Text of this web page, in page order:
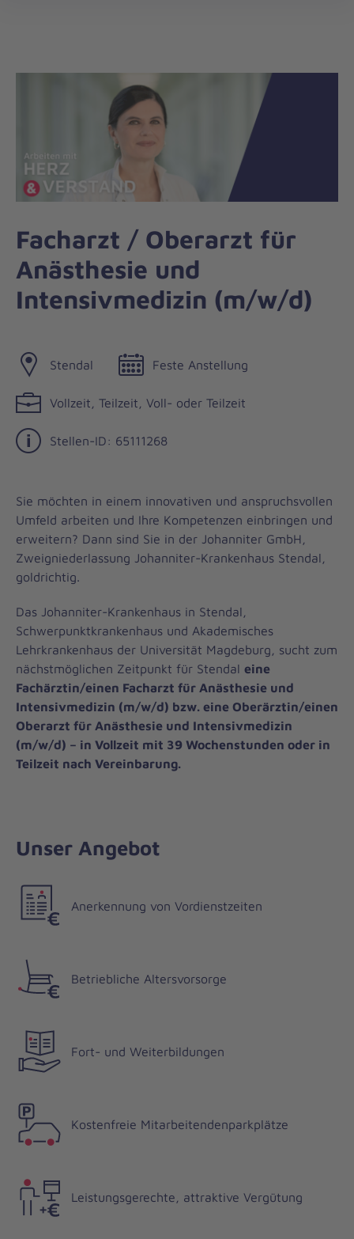
Facharzt / Oberarzt für
Anästhesie und
Intensivmedizin (m/w/d)
Stendal Feste Anstellung
Vollzeit, Teilzeit, Voll- oder Teilzeit
Stellen-ID: 65111268
Sie möchten in einem innovativen und anspruchsvollen
Umfeld arbeiten und Ihre Kompetenzen einbringen und
erweitern? Dann sind Sie in der Johanniter GmbH,
Zweigniederlassung Johanniter-Krankenhaus Stendal,
goldrichtig.
Das Johanniter-Krankenhaus in Stendal,
Schwerpunktkrankenhaus und Akademisches
Lehrkrankenhaus der Universität Magdeburg, sucht zum
nächstmöglichen Zeitpunkt für Stendal eine
Fachärztin/einen Facharzt für Anästhesie und
Intensivmedizin (m/w/d) bzw. eine Oberärztin/einen
Oberarzt für Anästhesie und Intensivmedizin
(m/w/d) – in Vollzeit mit 39 Wochenstunden oder in
Teilzeit nach Vereinbarung.
Unser Angebot
Anerkennung von Vordienstzeiten
Betriebliche Altersvorsorge
Fort- und Weiterbildungen
Kostenfreie Mitarbeitendenparkplätze
Leistungsgerechte, attraktive Vergütung